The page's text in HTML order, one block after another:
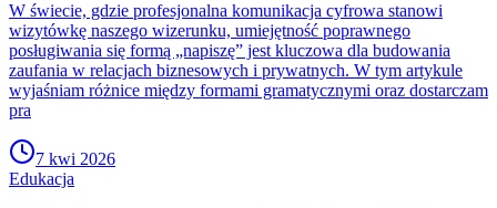
W świecie, gdzie profesjonalna komunikacja cyfrowa stanowi
wizytówkę naszego wizerunku, umiejętność poprawnego
posługiwania się formą „napiszę” jest kluczowa dla budowania
zaufania w relacjach biznesowych i prywatnych. W tym artykule
wyjaśniam różnice między formami gramatycznymi oraz dostarczam
pra
7 kwi 2026
Edukacja